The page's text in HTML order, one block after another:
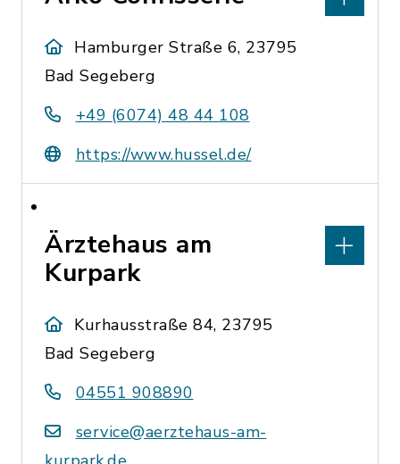
Hamburger Straße 6, 23795
Bad Segeberg
+49 (6074) 48 44 108
https://www.hussel.de/
Ärztehaus am
Kurpark
Kurhausstraße 84, 23795
Bad Segeberg
04551 908890
service@aerztehaus-am-